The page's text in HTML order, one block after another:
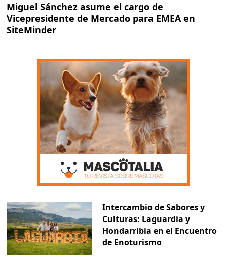
Miguel Sánchez asume el cargo de
Vicepresidente de Mercado para EMEA en
SiteMinder
Intercambio de Sabores y
Culturas: Laguardia y
Hondarribia en el Encuentro
de Enoturismo